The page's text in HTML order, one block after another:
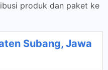
produk dan paket ke
Subang, Jawa